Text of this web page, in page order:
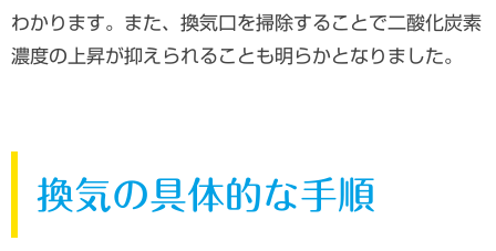
わかります。また、換気口を掃除することで二酸化炭素
濃度の上昇が抑えられることも明らかとなりました。
換気の具体的な手順